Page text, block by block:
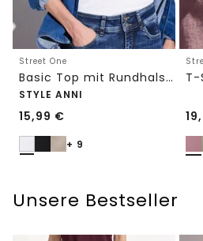
Street One
Basic Top mit Rundhals in Unifarbe
STYLE ANNI
15,99 €
+ 9
Unsere Bestseller